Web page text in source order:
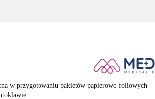
w przygotowaniu pakietów papierowo-foliowych